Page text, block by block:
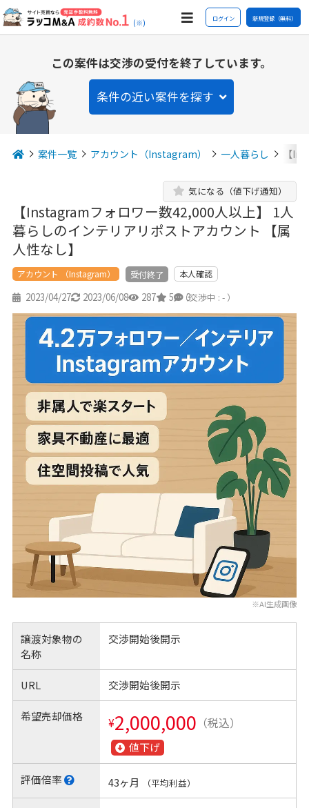
(※) ログイン 新規登録（無料）
この案件は交渉の受付を終了しています。
条件の近い案件を探す
案件一覧 アカウント（Instagram） 一人暮らし 【
【Instagramフォロワー数42,000人以上】 1人
暮らしのインテリアリポストアカウント 【属
人性なし】
気になる（値下げ通知）
アカウント （Instagram） 受付終了 本人確認
2023/04/27 2023/06/08 287 5 3
（交渉中 : - ）
※AI生成画像
譲渡対象物の
名称
交渉開始後開示
URL 交渉開始後開示
希望売却価格 ¥2,000,000 （税込）
値下げ
評価倍率 43ヶ月 （平均利益）